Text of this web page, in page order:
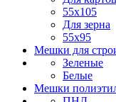
55х105
Для зерна
55х95
Мешки для
Зеленые
Белые
Мешки